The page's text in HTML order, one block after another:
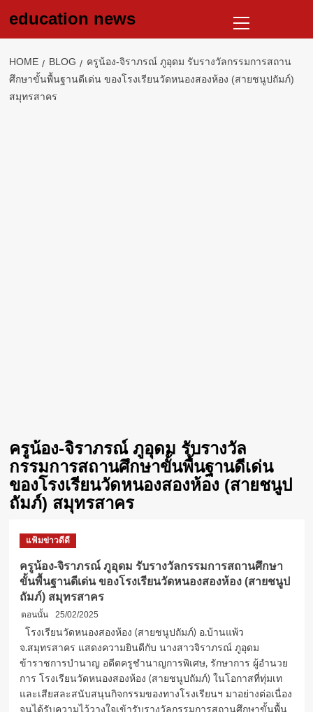
education news
Menu
HOME BLOG
ครูน้อง-จิราภรณ์ ภูอุดม รับรางวัลกรรมการสถาน
ศึกษาขั้นพื้นฐานดีเด่น ของโรงเรียนวัดหนองสองห้อง (สายชนูปถัมภ์)
สมุทรสาคร
ครูน้อง-จิราภรณ์ ภูอุดม รับรางวัล
กรรมการสถานศึกษาขั้นพื้นฐานดีเด่น
ของโรงเรียนวัดหนองสองห้อง (สายชนูป
ถัมภ์) สมุทรสาคร
แฟ้มข่าวดีดี
ครูน้อง-จิราภรณ์ ภูอุดม รับรางวัลกรรมการสถานศึกษา
ขั้นพื้นฐานดีเด่น ของโรงเรียนวัดหนองสองห้อง (สายชนูป
ถัมภ์) สมุทรสาคร
ตอนนั้น
25/02/2025
โรงเรียนวัดหนองสองห้อง (สายชนูปถัมภ์) อ.บ้านแพ้ว
จ.สมุทรสาคร แสดงความยินดีกับ นางสาวจิราภรณ์ ภูอุดม
ข้าราชการบำนาญ อดีตครูชำนาญการพิเศษ, รักษาการ ผู้อำนวย
การ โรงเรียนวัดหนองสองห้อง (สายชนูปถัมภ์) ในโอกาสที่ทุ่มเท
และเสียสละสนับสนุนกิจกรรมของทางโรงเรียนฯ มาอย่างต่อเนื่อง
จนได้รับความไว้วางใจเข้ารับรางวัลกรรมการสถานศึกษาขั้นพื้น